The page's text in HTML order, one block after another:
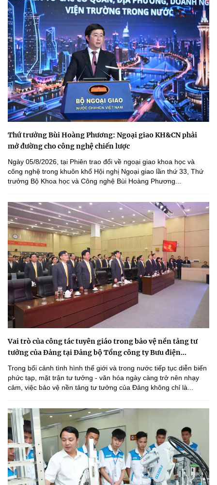
Thứ trưởng Bùi Hoàng Phương: Ngoại giao KH&CN phải
mở đường cho công nghệ chiến lược
Ngày 05/8/2026, tại Phiên trao đổi về ngoại giao khoa học và
công nghệ trong khuôn khổ Hội nghị Ngoại giao lần thứ 33, Thứ
trưởng Bộ Khoa học và Công nghệ Bùi Hoàng Phương...
Vai trò của công tác tuyên giáo trong bảo vệ nền tảng tư
tưởng của Đảng tại Đảng bộ Tổng công ty Bưu điện...
Trong bối cảnh tình hình thế giới và trong nước tiếp tục diễn biến
phức tạp, mặt trận tư tưởng - văn hóa ngày càng trở nên nhạy
cảm, việc bảo vệ nền tảng tư tưởng của Đảng không chỉ là...